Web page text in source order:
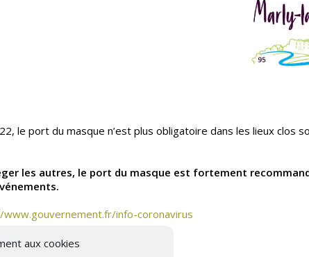
aux cookies
le port du masque n’est plus obligatoire dans les lieux clos
les autres, le port du masque est fortement
info-coronavirus